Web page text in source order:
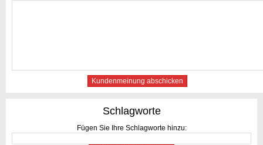
Kundenmeinung abschicken
Schlagworte
Fügen Sie Ihre Schlagworte hinzu: